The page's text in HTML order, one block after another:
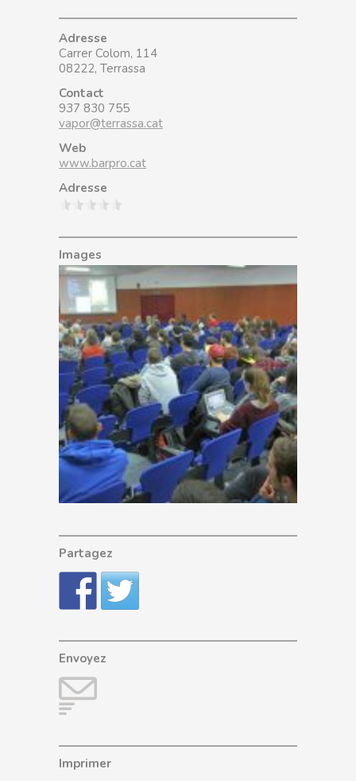
Adresse
Carrer Colom, 114
08222, Terrassa
Contact
937 830 755
vapor@terrassa.cat
Web
www.barpro.cat
Adresse
Images
Partagez
Envoyez
Imprimer